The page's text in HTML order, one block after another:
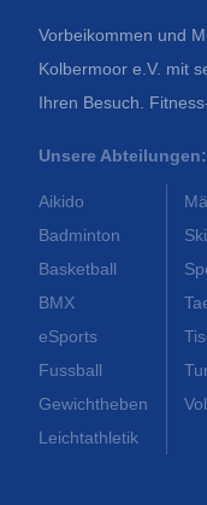
Vorbeikommen und
Kolbermoor e.V. mit
Ihren Besuch.
Unsere Abteilungen:
Aikido
Badminton
Basketball
BMX
eSports
Fussball
Gewichtheben
Leichtathletik
Ski